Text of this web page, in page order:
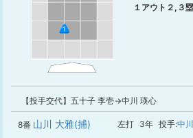
1
１アウト２,３塁
【投手交代】五十子 李壱→中川 瑛心
8番 山川 大雅(捕) 左打 3年 投手:中